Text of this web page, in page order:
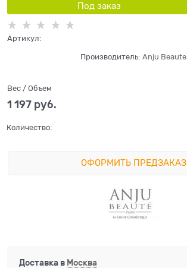
Под заказ
Артикул:
Производитель: Anju Beaute
Вес / Объем
1 197 руб.
Количество:
ОФОРМИТЬ ПРЕДЗАКАЗ
Доставка в Москва